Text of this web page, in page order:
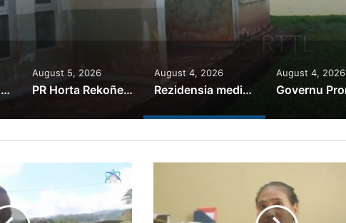
Kazu Transferénsia Osan Millaun 42 Husi Singapura, Advogadu Sei Halo Rekursu
August 5, 2026
PR Horta Rekoñese Timoroan Sira Iha Diáspora Nia Kontribuisaun
August 4, 2026
Rezidensia mediku iha Manusae abandonadu
August 4, 2026